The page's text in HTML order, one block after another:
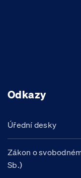
Odkazy
Úřední desky
Zákon o
Sb.)